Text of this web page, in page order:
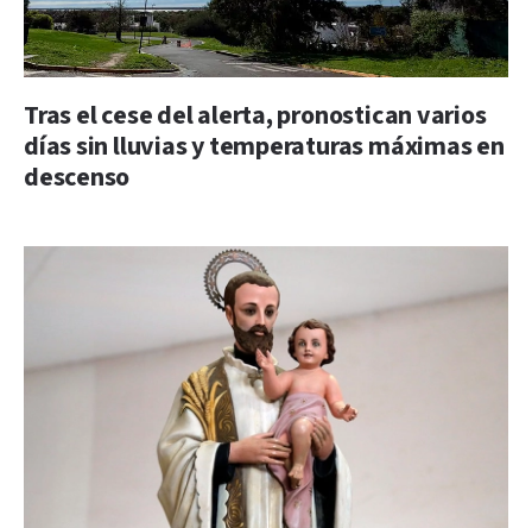
Tras el cese del alerta, pronostican varios
días sin lluvias y temperaturas máximas en
descenso